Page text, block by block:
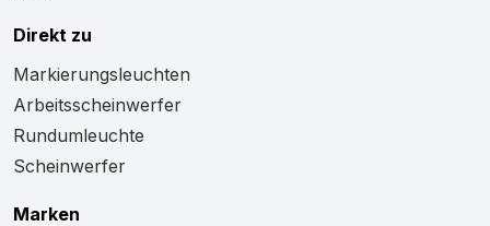
Direkt zu
Markierungsleuchten
Arbeitsscheinwerfer
Rundumleuchte
Scheinwerfer
Marken